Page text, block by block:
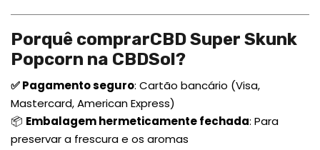
Porquê comprarCBD Super Skunk
Popcorn na CBDSol?
✅ Pagamento seguro: Cartão bancário (Visa,
Mastercard, American Express)
📦 Embalagem hermeticamente fechada: Para
preservar a frescura e os aromas